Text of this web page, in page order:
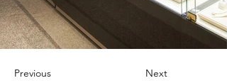
Previous Next